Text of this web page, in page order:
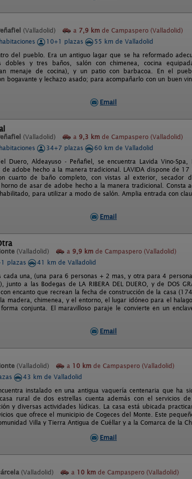
(Valladolid) a 7,9 km de Campaspero (Valladolid)
10+1 plazas
55 km de Valladolid
del pueblo. Era un antiguo lagar que se ha reformado
dobles y tres baños, salón con chimenea, cocina
menaje de cocina), y un patio con barbacoa. En el
bogavante y lechazo asado; para acompañarlo con un buen
Email
(Valladolid) a 9,3 km de Campaspero (Valladolid)
34+7 plazas
60 km de Valladolid
Duero, Aldeayuso - Peñafiel, se encuentra Lavida Vino-Spa,
de adobe hecho a la manera tradicional. LAVIDA dispone de
cuarto de baño completo, con vistas al exterior, secador
de asar de adobe hecho a la manera tradicional. Consta
para utilizar a modo de salón. Amplia entrada con
Email
(Valladolid) a 9,9 km de Campaspero (Valladolid)
plazas
41 km de Valladolid
cada una, (una para 6 personas + 2 mas, y otra para 4
junto a las Bodegas de LA RIBERA DEL DUERO, y de DOS
encanto que recrean la fecha de construcción de la casa
madera, chimenea, y el entorno, el lugar idóneo para el
conjunta. El maravilloso paraje le convierte en un
Email
(Valladolid) a 10 km de Campaspero (Valladolid)
43 km de Valladolid
instalado en una antigua vaquería centenaria que ha
rural de dos estrellas cuenta además con el servicios
y diversas actividades lúdicas. La casa está ubicada
que ofrece el municipio de Cogeces del Monte. Este
Villa y Tierra Antigua de Cuéllar y a la Comarca de la
Email
(Valladolid) a 10 km de Campaspero (Valladolid)